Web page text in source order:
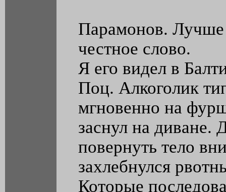
Парамонов.
честное слово.
Я его видел в
Поц. Алкоголик
мгновенно на
заснул на диване.
повернуть тело
захлебнулся
Которые